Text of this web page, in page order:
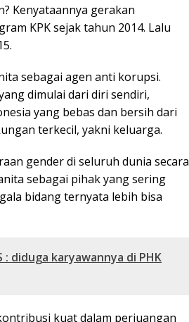
Kenyataannya gerakan
KPK sejak tahun 2014. Lalu
sebagai agen anti korupsi.
dimulai dari diri sendiri,
yang bebas dan bersih dari
terkecil, yakni keluarga.
gender di seluruh dunia secara
sebagai pihak yang sering
bidang ternyata lebih bisa
: diduga karyawannya di PHK
kuat dalam perjuangan